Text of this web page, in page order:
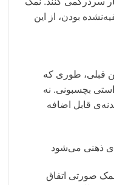
بودن، از این
قبلی، طوری که
بچسبونی. نه
قابل اضافه
ذهنی می‌شود
صورتی اتفاق